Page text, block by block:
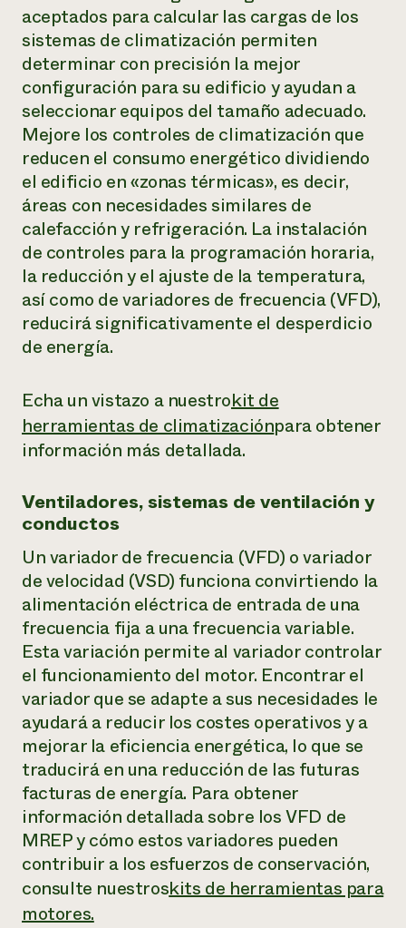
aceptados para calcular las cargas de los
sistemas de climatización permiten
determinar con precisión la mejor
configuración para su edificio y ayudan a
seleccionar equipos del tamaño adecuado.
Mejore los controles de climatización que
reducen el consumo energético dividiendo
el edificio en «zonas térmicas», es decir,
áreas con necesidades similares de
calefacción y refrigeración. La instalación
de controles para la programación horaria,
la reducción y el ajuste de la temperatura,
así como de variadores de frecuencia (VFD),
reducirá significativamente el desperdicio
de energía.
Echa un vistazo a nuestrokit de
herramientas de climatizaciónpara obtener
información más detallada.
Ventiladores, sistemas de ventilación y
conductos
Un variador de frecuencia (VFD) o variador
de velocidad (VSD) funciona convirtiendo la
alimentación eléctrica de entrada de una
frecuencia fija a una frecuencia variable.
Esta variación permite al variador controlar
el funcionamiento del motor. Encontrar el
variador que se adapte a sus necesidades le
ayudará a reducir los costes operativos y a
mejorar la eficiencia energética, lo que se
traducirá en una reducción de las futuras
facturas de energía. Para obtener
información detallada sobre los VFD de
MREP y cómo estos variadores pueden
contribuir a los esfuerzos de conservación,
consulte nuestroskits de herramientas para
motores.